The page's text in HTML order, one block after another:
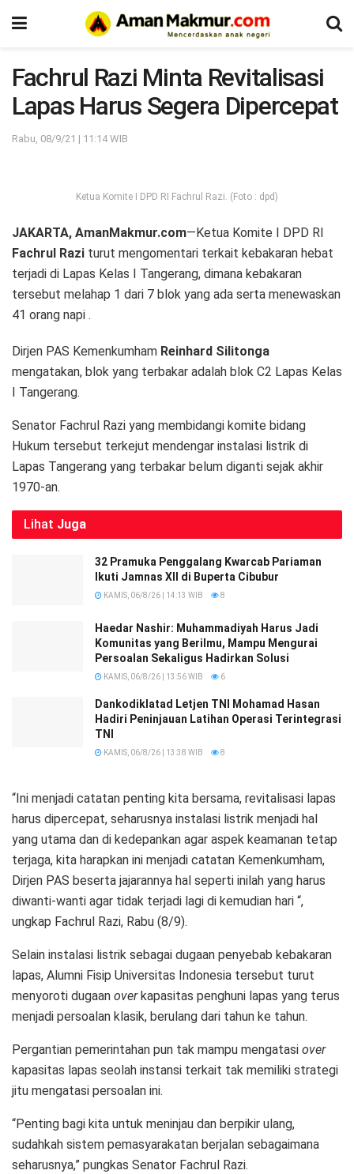
Fachrul Razi Minta Revitalisasi
Lapas Harus Segera Dipercepat
Rabu, 08/9/21 | 11:14 WIB
Ketua Komite I DPD RI Fachrul Razi. (Foto : dpd)
JAKARTA, AmanMakmur.com—Ketua Komite I DPD RI
Fachrul Razi turut mengomentari terkait kebakaran hebat
terjadi di Lapas Kelas I Tangerang, dimana kebakaran
tersebut melahap 1 dari 7 blok yang ada serta menewaskan
41 orang napi .
Dirjen PAS Kemenkumham Reinhard Silitonga
mengatakan, blok yang terbakar adalah blok C2 Lapas Kelas
I Tangerang.
Senator Fachrul Razi yang membidangi komite bidang
Hukum tersebut terkejut mendengar instalasi listrik di
Lapas Tangerang yang terbakar belum diganti sejak akhir
1970-an.
Lihat Juga
32 Pramuka Penggalang Kwarcab Pariaman
Ikuti Jamnas XII di Buperta Cibubur
KAMIS, 06/8/26 | 14:13 WIB 8
Haedar Nashir: Muhammadiyah Harus Jadi
Komunitas yang Berilmu, Mampu Mengurai
Persoalan Sekaligus Hadirkan Solusi
KAMIS, 06/8/26 | 13:56 WIB 6
Dankodiklatad Letjen TNI Mohamad Hasan
Hadiri Peninjauan Latihan Operasi Terintegrasi
TNI
KAMIS, 06/8/26 | 13:38 WIB 8
“Ini menjadi catatan penting kita bersama, revitalisasi lapas
harus dipercepat, seharusnya instalasi listrik menjadi hal
yang utama dan di kedepankan agar aspek keamanan tetap
terjaga, kita harapkan ini menjadi catatan Kemenkumham,
Dirjen PAS beserta jajarannya hal seperti inilah yang harus
diwanti-wanti agar tidak terjadi lagi di kemudian hari “,
ungkap Fachrul Razi, Rabu (8/9).
Selain instalasi listrik sebagai dugaan penyebab kebakaran
lapas, Alumni Fisip Universitas Indonesia tersebut turut
menyoroti dugaan overkapasitas penghuni lapas yang terus
menjadi persoalan klasik, berulang dari tahun ke tahun.
Pergantian pemerintahan pun tak mampu mengatasi over
kapasitas lapas seolah instansi terkait tak memiliki strategi
jitu mengatasi persoalan ini.
“Penting bagi kita untuk meninjau dan berpikir ulang,
sudahkah sistem pemasyarakatan berjalan sebagaimana
seharusnya,” pungkas Senator Fachrul Razi.